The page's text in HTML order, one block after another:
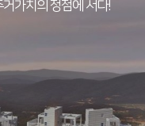
가치의 정점에 서다!